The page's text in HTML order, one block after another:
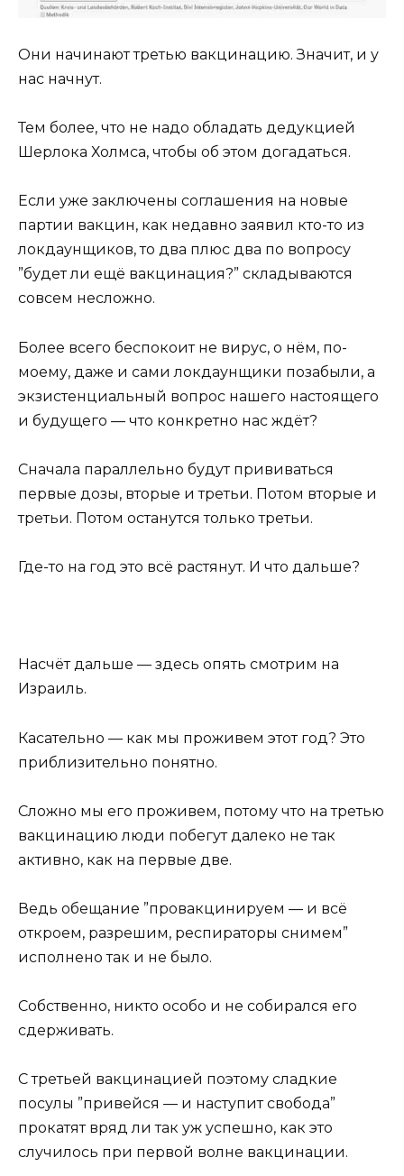
Они начинают третью вакцинацию. Значит, и у
нас начнут.
Тем более, что не надо обладать дедукцией
Шерлока Холмса, чтобы об этом догадаться.
Если уже заключены соглашения на новые
партии вакцин, как недавно заявил кто-то из
локдаунщиков, то два плюс два по вопросу
”будет ли ещё вакцинация?” складываются
совсем несложно.
Более всего беспокоит не вирус, о нём, по-
моему, даже и сами локдаунщики позабыли, а
экзистенциальный вопрос нашего настоящего
и будущего — что конкретно нас ждёт?
Сначала параллельно будут прививаться
первые дозы, вторые и третьи. Потом вторые и
третьи. Потом останутся только третьи.
Где-то на год это всё растянут. И что дальше?
Насчёт дальше — здесь опять смотрим на
Израиль.
Касательно — как мы проживем этот год? Это
приблизительно понятно.
Сложно мы его проживем, потому что на третью
вакцинацию люди побегут далеко не так
активно, как на первые две.
Ведь обещание ”провакцинируем — и всё
откроем, разрешим, респираторы снимем”
исполнено так и не было.
Собственно, никто особо и не собирался его
сдерживать.
С третьей вакцинацией поэтому сладкие
посулы ”привейся — и наступит свобода”
прокатят вряд ли так уж успешно, как это
случилось при первой волне вакцинации.